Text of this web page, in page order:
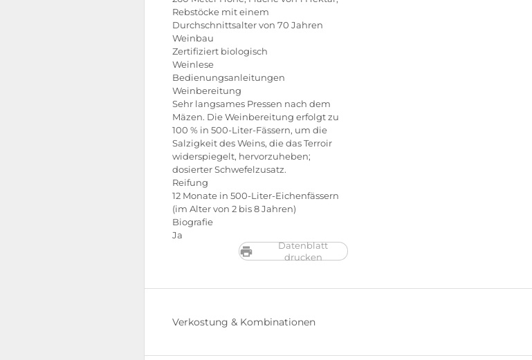
Rebstöcke mit einem
Durchschnittsalter von 70 Jahren
Weinbau
Zertifiziert biologisch
Weinlese
Bedienungsanleitungen
Weinbereitung
Sehr langsames Pressen nach dem
Mäzen. Die Weinbereitung erfolgt zu
100 % in 500-Liter-Fässern, um die
Salzigkeit des Weins, die das Terroir
widerspiegelt, hervorzuheben;
dosierter Schwefelzusatz.
Reifung
12 Monate in 500-Liter-Eichenfässern
(im Alter von 2 bis 8 Jahren)
Biografie
Ja
Datenblatt
drucken
Verkostung & Kombinationen